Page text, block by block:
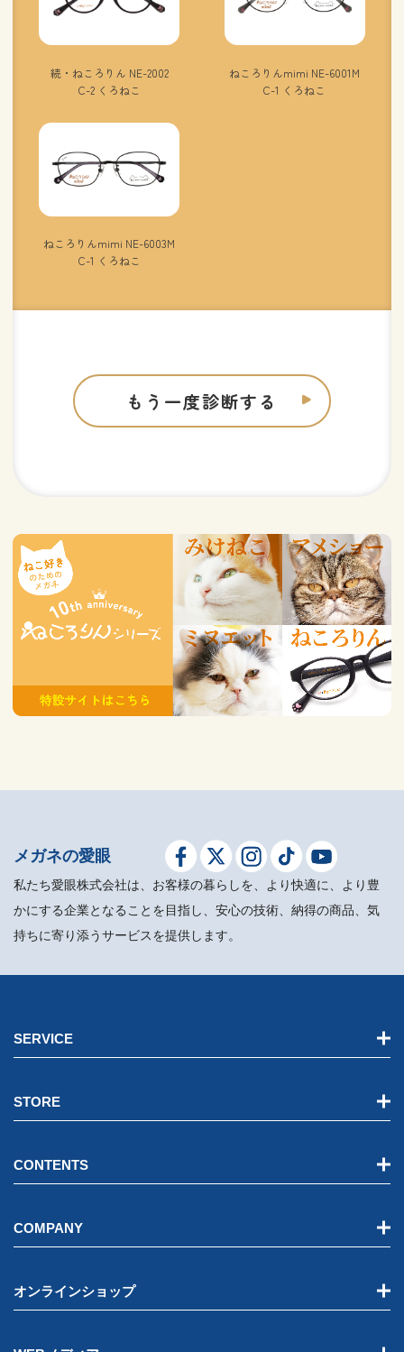
続・ねころりん NE-2002
C-2 くろねこ
ねころりんmimi NE-6001M
C-1 くろねこ
ねころりんmimi NE-6003M
C-1 くろねこ
もう一度診断する
メガネの愛眼
私たち愛眼株式会社は、お客様の暮らしを、より快適に、より豊
かにする企業となることを目指し、安心の技術、納得の商品、気
持ちに寄り添うサービスを提供します。
SERVICE
STORE
CONTENTS
COMPANY
オンラインショップ